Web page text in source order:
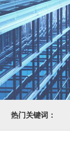
热门关键词：